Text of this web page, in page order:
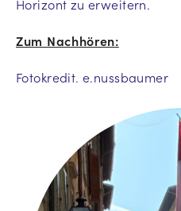
Horizont zu erweitern.
Zum Nachhören:
Fotokredit. e.nussbaumer